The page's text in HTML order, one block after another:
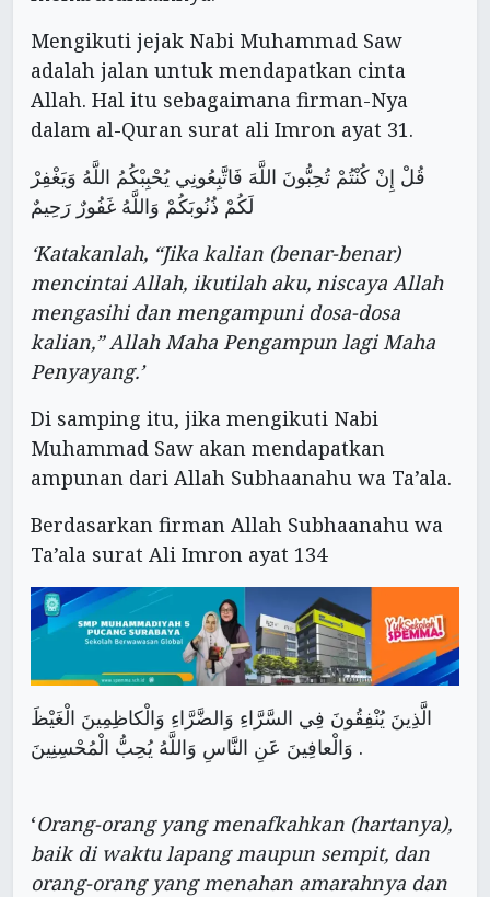
Mengikuti jejak Nabi Muhammad Saw
adalah jalan untuk mendapatkan cinta
Allah. Hal itu sebagaimana firman-Nya
dalam al-Quran surat ali Imron ayat 31.
قُلْ إِنْ كُنْتُمْ تُحِبُّونَ اللَّهَ فَاتَّبِعُونِي يُحْبِبْكُمُ اللَّهُ وَيَغْفِرْ
لَكُمْ ذُنُوبَكُمْ وَاللَّهُ غَفُورٌ رَحِيمٌ
‘Katakanlah, “Jika kalian (benar-benar)
mencintai Allah, ikutilah aku, niscaya Allah
mengasihi dan mengampuni dosa-dosa
kalian,” Allah Maha Pengampun lagi Maha
Penyayang.’
Di samping itu, jika mengikuti Nabi
Muhammad Saw akan mendapatkan
ampunan dari Allah Subhaanahu wa Ta’ala.
Berdasarkan firman Allah Subhaanahu wa
Ta’ala surat Ali Imron ayat 134
الَّذِينَ يُنْفِقُونَ فِي السَّرَّاءِ وَالضَّرَّاءِ وَالْكاظِمِينَ الْغَيْظَ
وَالْعافِينَ عَنِ النَّاسِ وَاللَّهُ يُحِبُّ الْمُحْسِنِينَ .
‘Orang-orang yang menafkahkan (hartanya),
baik di waktu lapang maupun sempit, dan
orang-orang yang menahan amarahnya dan